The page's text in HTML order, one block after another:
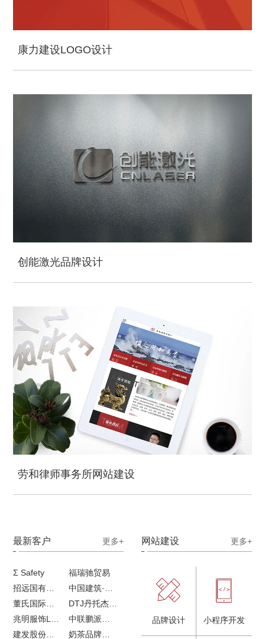
康力建设LOGO设计
创能激光品牌设计
劳和律师事务所网站建设
最新客户 更多+
Σ Safety
福瑞驰贸易
DTJ丹托杰品牌升级
奶茶品牌《郭小姐的茶》全新视觉｜每天一杯好茶
网站建设 更多+
品牌设计 小程序开发